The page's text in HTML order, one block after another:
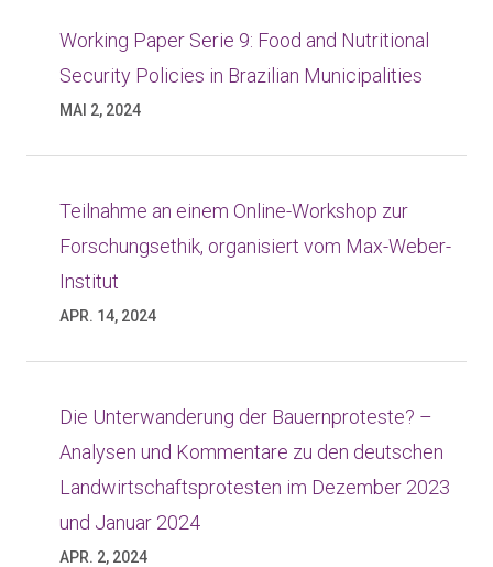
Working Paper Serie 9: Food and Nutritional
Security Policies in Brazilian Municipalities
MAI 2, 2024
Teilnahme an einem Online-Workshop zur
Forschungsethik, organisiert vom Max-Weber-
Institut
APR. 14, 2024
Die Unterwanderung der Bauernproteste? –
Analysen und Kommentare zu den deutschen
Landwirtschaftsprotesten im Dezember 2023
und Januar 2024
APR. 2, 2024